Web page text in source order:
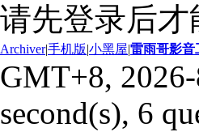
请先登录后才
Archiver|手机版|小黑屋|雷雨哥影音
GMT+8,
second(s), 6